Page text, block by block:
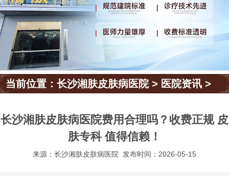
当前位置：长沙湘肤皮肤病医院> 医院资讯 >
长沙湘肤皮肤病医院费用合理吗？收费正规 皮
肤专科 值得信赖！
来源：长沙湘肤皮肤病医院 发布时间：2026-05-15